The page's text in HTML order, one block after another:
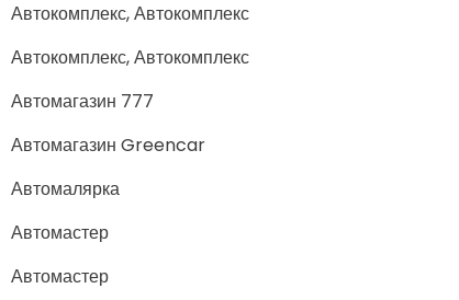
Автокомплекс, Автокомплекс
Автокомплекс, Автокомплекс
Автомагазин 777
Автомагазин Greencar
Автомалярка
Автомастер
Автомастер